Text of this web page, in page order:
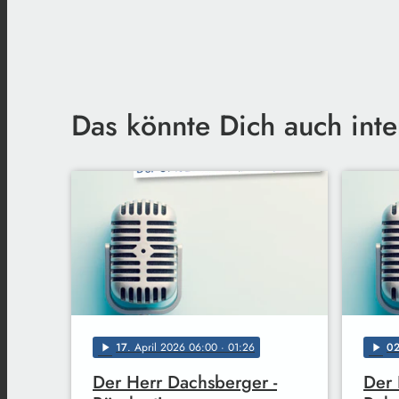
Das könnte Dich auch
play_arrow 17. April 2026 06:00 · 01:26
Der Herr Dachsberger -
play_arrow 02
Der